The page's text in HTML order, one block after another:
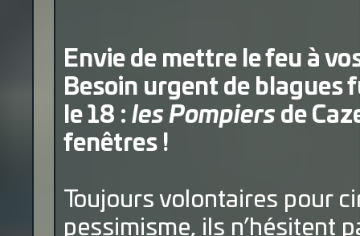
Envie de mettre le feu à
Besoin urgent de blagues
le 18 : les Pompiers de
fenêtres !
Toujours volontaires pour
pessimisme, ils n’hésitent